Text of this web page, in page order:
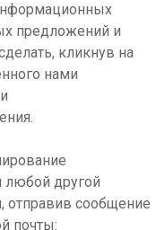
предложений и
кликнув на
нами
любой другой
отправив сообщение
почты: